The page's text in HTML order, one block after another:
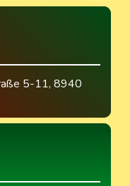
5-11, 8940